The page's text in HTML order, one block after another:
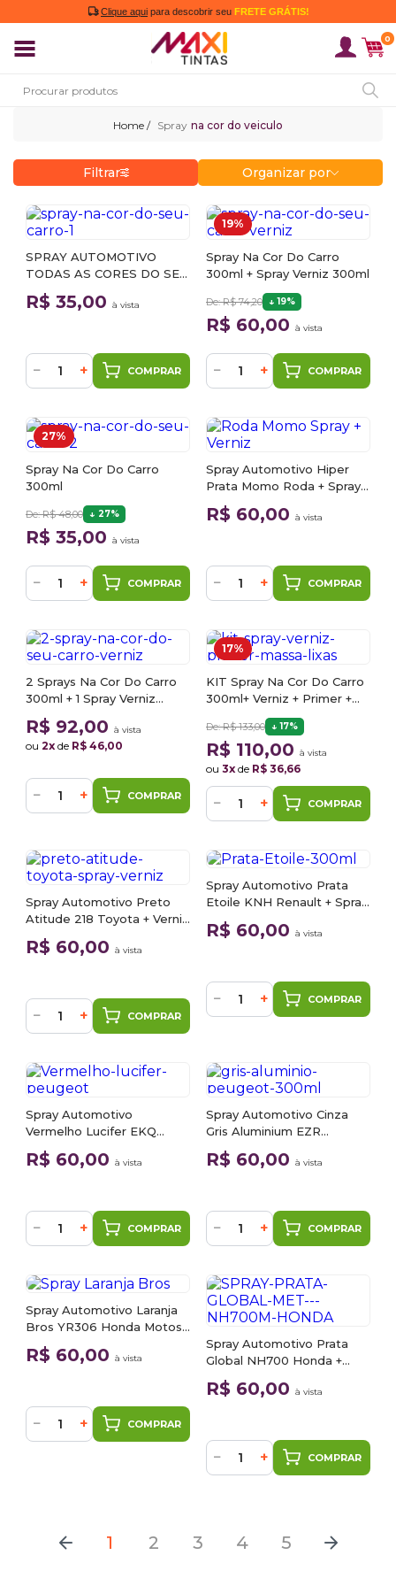
Clique aqui para descobrir seu FRETE GRÁTIS!
0
Spray na cor do veiculo
Organizar por
Filtrar
SPRAY AUTOMOTIVO
TODAS AS CORES DO SEU
CARRO/MOTO 300ML
R$ 35,00 à vista
− + COMPRAR
19%
Spray Na Cor Do Carro
300ml + Spray Verniz 300ml
De: R$ 74,20 19%
R$ 60,00 à vista
− + COMPRAR
27%
Spray Na Cor Do Carro
300ml
De: R$ 48,00 27%
R$ 35,00 à vista
− + COMPRAR
Spray Automotivo Hiper
Prata Momo Roda + Spray
Verniz 300ml
R$ 60,00 à vista
− + COMPRAR
2 Sprays Na Cor Do Carro
300ml + 1 Spray Verniz
300ml
R$ 92,00 à vista
ou 2x de R$ 46,00
− + COMPRAR
17%
KIT Spray Na Cor Do Carro
300ml+ Verniz + Primer +
Massa + 2 Lixas
De: R$ 133,00 17%
R$ 110,00 à vista
ou 3x de R$ 36,66
− + COMPRAR
Spray Automotivo Preto
Atitude 218 Toyota + Verniz
Spray 300ml
R$ 60,00 à vista
− + COMPRAR
Spray Automotivo Prata
Etoile KNH Renault + Spray
Verniz 300ml
R$ 60,00 à vista
− + COMPRAR
Spray Automotivo
Vermelho Lucifer EKQ
Peugeot + Spray Verniz
300ml
R$ 60,00 à vista
− + COMPRAR
Spray Automotivo Cinza
Gris Aluminium EZR
Peugeot/Citroen + Spray
Verniz 300ml
R$ 60,00 à vista
− + COMPRAR
Spray Automotivo Laranja
Bros YR306 Honda Motos
+ Verniz Spray 300ml
R$ 60,00 à vista
− + COMPRAR
Spray Automotivo Prata
Global NH700 Honda +
Spray Verniz 300ml
R$ 60,00 à vista
− + COMPRAR
1 2 3 4 5